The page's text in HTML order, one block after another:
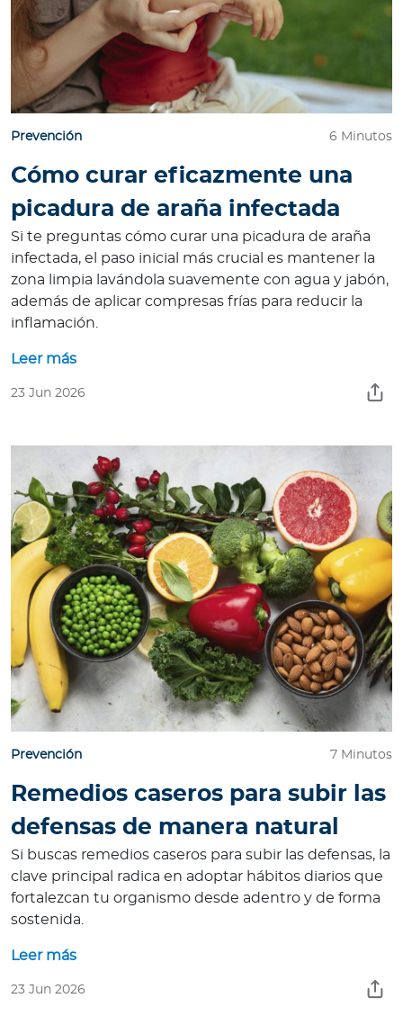
Prevención 6 Minutos
Cómo curar eficazmente una
picadura de araña infectada
Si te preguntas cómo curar una picadura de araña
infectada, el paso inicial más crucial es mantener la
zona limpia lavándola suavemente con agua y jabón,
además de aplicar compresas frías para reducir la
inflamación.
Leer más
23 Jun 2026
Prevención 7 Minutos
Remedios caseros para subir las
defensas de manera natural
Si buscas remedios caseros para subir las defensas, la
clave principal radica en adoptar hábitos diarios que
fortalezcan tu organismo desde adentro y de forma
sostenida.
Leer más
23 Jun 2026